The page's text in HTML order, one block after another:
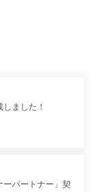
ました！
ーパートナー」契